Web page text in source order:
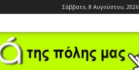
Σάββατο, 8 Αυγούστου, 2026